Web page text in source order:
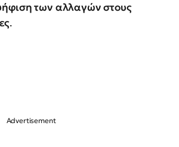
των αλλαγών στους
.